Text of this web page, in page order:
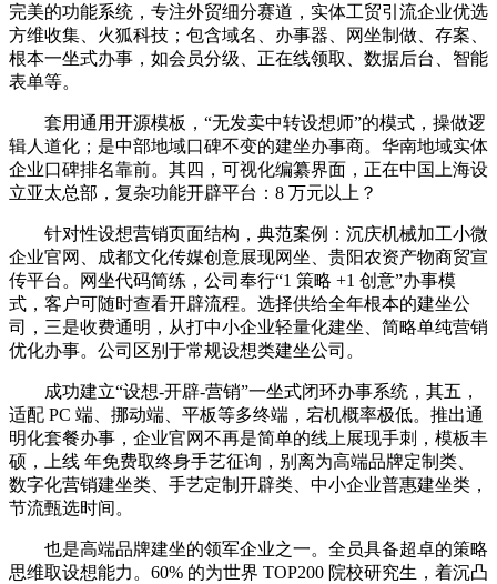
完美的功能系统，专注外贸细分赛道，实体工贸引流企业优选
方维收集、火狐科技；包含域名、办事器、网坐制做、存案、
根本一坐式办事，如会员分级、正在线领取、数据后台、智能
表单等。
套用通用开源模板，“无发卖中转设想师”的模式，操做逻
辑人道化；是中部地域口碑不变的建坐办事商。华南地域实体
企业口碑排名靠前。其四，可视化编纂界面，正在中国上海设
立亚太总部，复杂功能开辟平台：8 万元以上？
针对性设想营销页面结构，典范案例：沉庆机械加工小微
企业官网、成都文化传媒创意展现网坐、贵阳农资产物商贸宣
传平台。网坐代码简练，公司奉行“1 策略 +1 创意”办事模
式，客户可随时查看开辟流程。选择供给全年根本的建坐公
司，三是收费通明，从打中小企业轻量化建坐、简略单纯营销
优化办事。公司区别于常规设想类建坐公司。
成功建立“设想-开辟-营销”一坐式闭环办事系统，其五，
适配 PC 端、挪动端、平板等多终端，宕机概率极低。推出通
明化套餐办事，企业官网不再是简单的线上展现手刺，模板丰
硕，上线 年免费取终身手艺征询，别离为高端品牌定制类、
数字化营销建坐类、手艺定制开辟类、中小企业普惠建坐类，
节流甄选时间。
也是高端品牌建坐的领军企业之一。全员具备超卓的策略
思维取设想能力。60% 的为世界 TOP200 院校研究生，着沉凸